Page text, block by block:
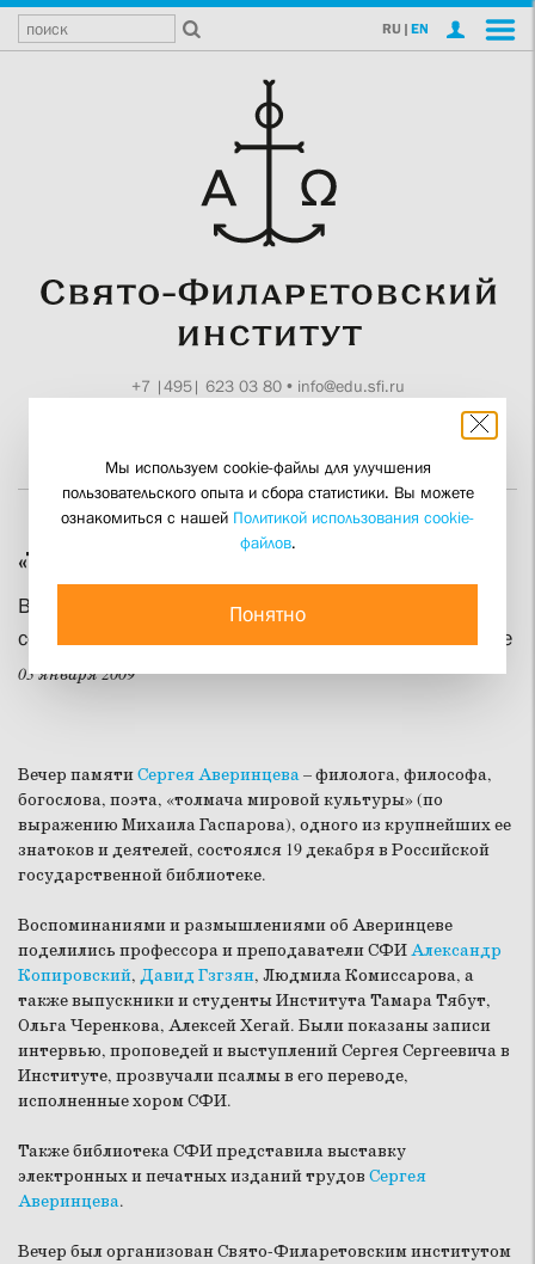
RU | EN
+7 |495| 623 03 80• info@edu.sfi.ru
«Твое да будет со мною Слово...»
Вечер памяти академика Сергея Аверинцева
состоялся в Российской государственной библиотеке
03 января 2009
Вечер памятиСергея Аверинцева– филолога, философа,
богослова, поэта, «толмача мировой культуры» (по
выражению Михаила Гаспарова), одного из крупнейших ее
знатоков и деятелей, состоялся 19 декабря в Российской
государственной библиотеке.
Воспоминаниями и размышлениями об Аверинцеве
поделились профессора и преподаватели СФИАлександр
Копировский, Давид Гзгзян, Людмила Комиссарова, а
также выпускники и студенты Института Тамара Тябут,
Ольга Черенкова, Алексей Хегай. Были показаны записи
интервью, проповедей и выступлений Сергея Сергеевича в
Институте, прозвучали псалмы в его переводе,
исполненные хором СФИ.
Также библиотека СФИ представила выставку
электронных и печатных изданий трудов Сергея
Аверинцева.
Вечер был организован Свято-Филаретовским институтом
Мы используем cookie-файлы для улучшения
пользовательского опыта и сбора статистики. Вы можете
ознакомиться с нашей Политикой использования cookie-
файлов.
Понятно